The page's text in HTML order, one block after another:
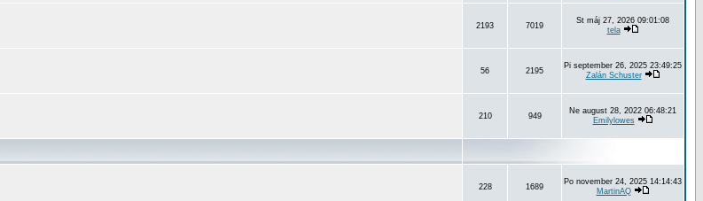
2193 7019
St máj 27, 2026 09:01:08
tela
56 2195
Pi september 26, 2025 23:49:25
Zalán Schuster
210 949
Ne august 28, 2022 06:48:21
Emilylowes
228 1689
Po november 24, 2025 14:14:43
MartinAQ